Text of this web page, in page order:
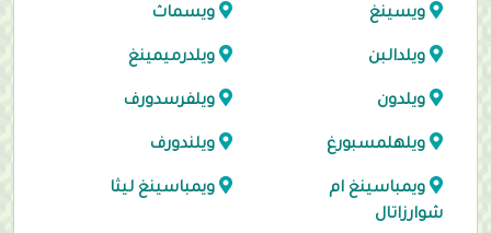
ويسينغ ويسماث
ويلدالبن ويلدرميمينغ
ويلدون ويلفرسدورف
ويلهلمسبورغ ويلندورف
ويمباسينغ ام
شوارزاتال
ويمباسينغ ليثا